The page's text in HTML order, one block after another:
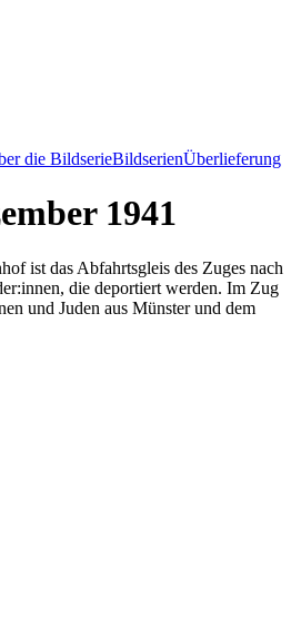
die BildserieBildserienÜberlieferung
1941
ist das Abfahrtsgleis des Zuges nach
die deportiert werden. Im Zug
und Juden aus Münster und dem